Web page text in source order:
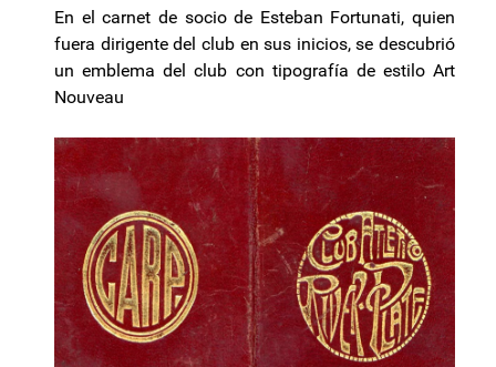
En el carnet de socio de Esteban Fortunati, quien
fuera dirigente del club en sus inicios, se descubrió
un emblema del club con tipografía de estilo Art
Nouveau